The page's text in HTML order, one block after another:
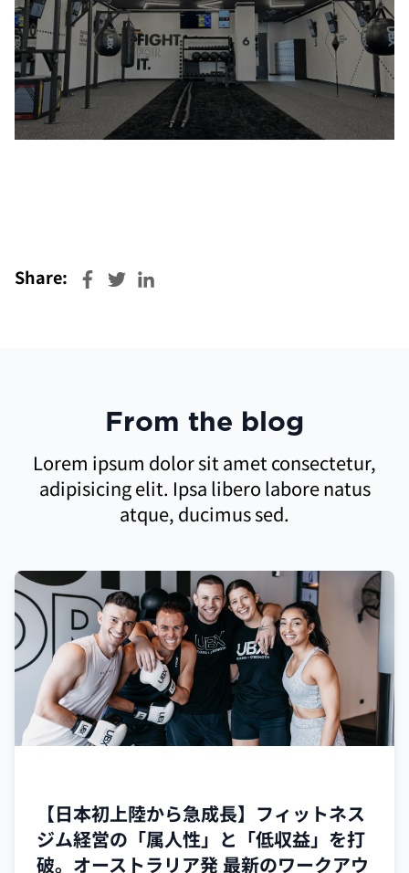
Share:
From the blog
Lorem ipsum dolor sit amet consectetur,
adipisicing elit. Ipsa libero labore natus
atque, ducimus sed.
【日本初上陸から急成長】フィットネス
ジム経営の「属人性」と「低収益」を打
破。オーストラリア発 最新のワークアウ